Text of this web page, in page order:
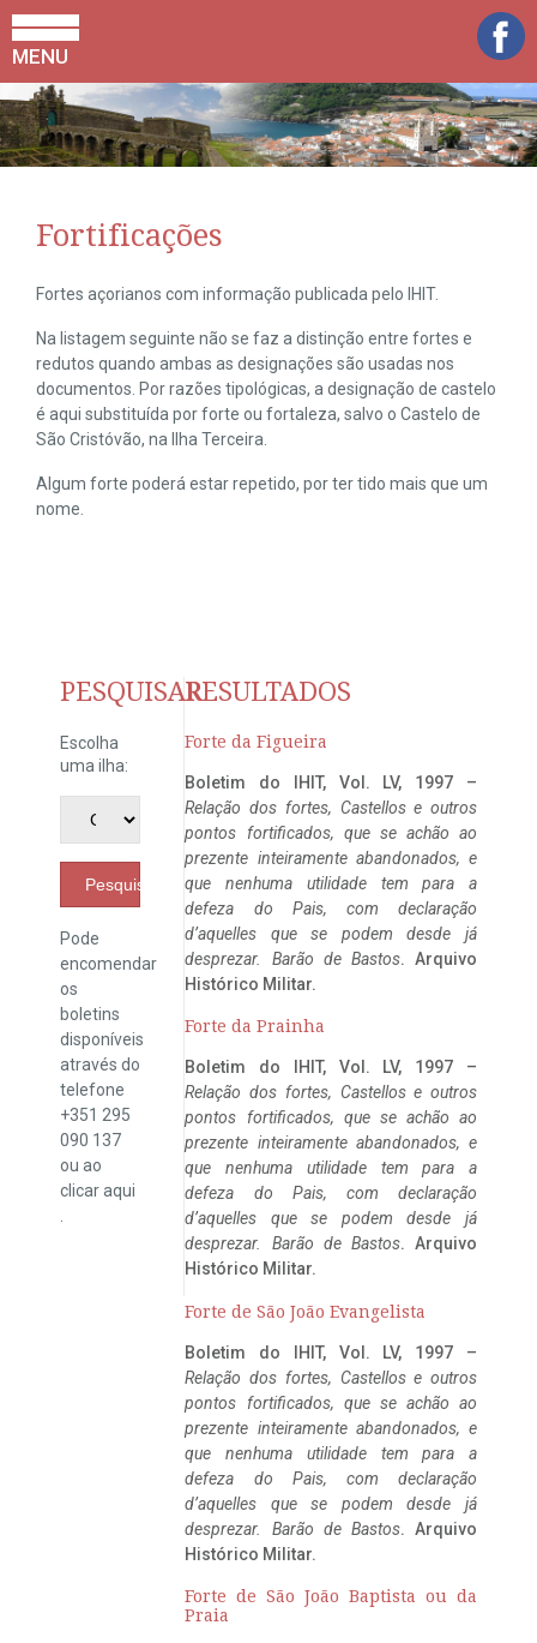
MENU
Fortificações
Fortes açorianos com informação publicada pelo IHIT.
Na listagem seguinte não se faz a distinção entre fortes e
redutos quando ambas as designações são usadas nos
documentos. Por razões tipológicas, a designação de castelo
é aqui substituída por forte ou fortaleza, salvo o Castelo de
São Cristóvão, na Ilha Terceira.
Algum forte poderá estar repetido, por ter tido mais que um
nome.
PESQUISAR
Escolha
uma ilha:
Pesquisar
Pode
encomendar
os
boletins
disponíveis
através do
telefone
+351 295
090 137
ou ao
clicaraqui
RESULTADOS
Forte da Figueira
Boletim do IHIT, Vol. LV, 1997 –
Relação dos fortes, Castellos e outros
pontos fortificados, que se achão ao
prezente inteiramente abandonados, e
que nenhuma utilidade tem para a
defeza do Pais, com declaração
d’aquelles que se podem desde já
desprezar. Barão de Bastos. Arquivo
Histórico Militar.
Forte da Prainha
Boletim do IHIT, Vol. LV, 1997 –
Relação dos fortes, Castellos e outros
pontos fortificados, que se achão ao
prezente inteiramente abandonados, e
que nenhuma utilidade tem para a
defeza do Pais, com declaração
d’aquelles que se podem desde já
desprezar. Barão de Bastos. Arquivo
Histórico Militar.
Forte de São João Evangelista
Boletim do IHIT, Vol. LV, 1997 –
Relação dos fortes, Castellos e outros
pontos fortificados, que se achão ao
prezente inteiramente abandonados, e
que nenhuma utilidade tem para a
defeza do Pais, com declaração
d’aquelles que se podem desde já
desprezar. Barão de Bastos. Arquivo
Histórico Militar.
Forte de São João Baptista ou da
Praia